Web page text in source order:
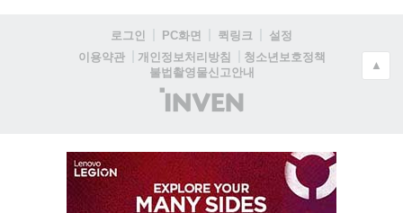
로그인 PC화면 퀵링크
설정
이용약관
개인정보처리방침
청소년보호정책
불법촬영물신고안내
(주)
인
▲